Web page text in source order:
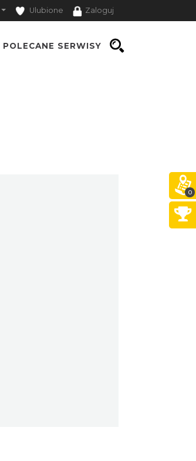
Ulubione Zaloguj
POLECANE SERWISY
0